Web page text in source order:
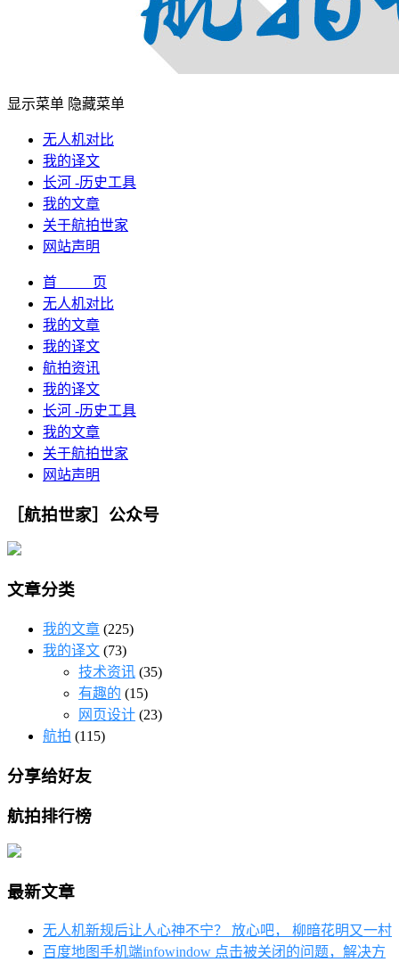
显示菜单 隐藏菜单
无人机对比
我的译文
长河 -历史工具
我的文章
关于航拍世家
网站声明
首 页
无人机对比
我的文章
我的译文
航拍资讯
我的译文
长河 -历史工具
我的文章
关于航拍世家
网站声明
［航拍世家］公众号
文章分类
我的文章 (225)
我的译文 (73)
技术资讯 (35)
有趣的 (15)
网页设计 (23)
航拍 (115)
分享给好友
航拍排行榜
最新文章
无人机新规后让人心神不宁？ 放心吧， 柳暗花明又一村
百度地图手机端infowindow 点击被关闭的问题，解决方